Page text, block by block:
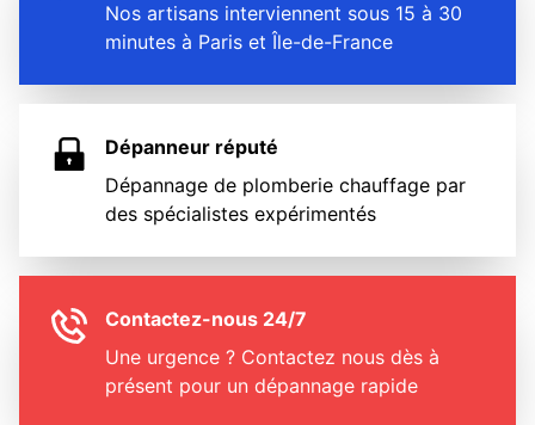
Nos artisans interviennent sous 15 à 30
minutes à Paris et Île-de-France
Dépanneur réputé
Dépannage de plomberie chauffage par
des spécialistes expérimentés
Contactez-nous 24/7
Une urgence ? Contactez nous dès à
présent pour un dépannage rapide